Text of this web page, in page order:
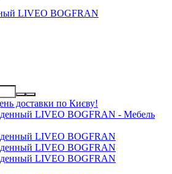
LIVEO BOGFRAN
доставки по Києву!